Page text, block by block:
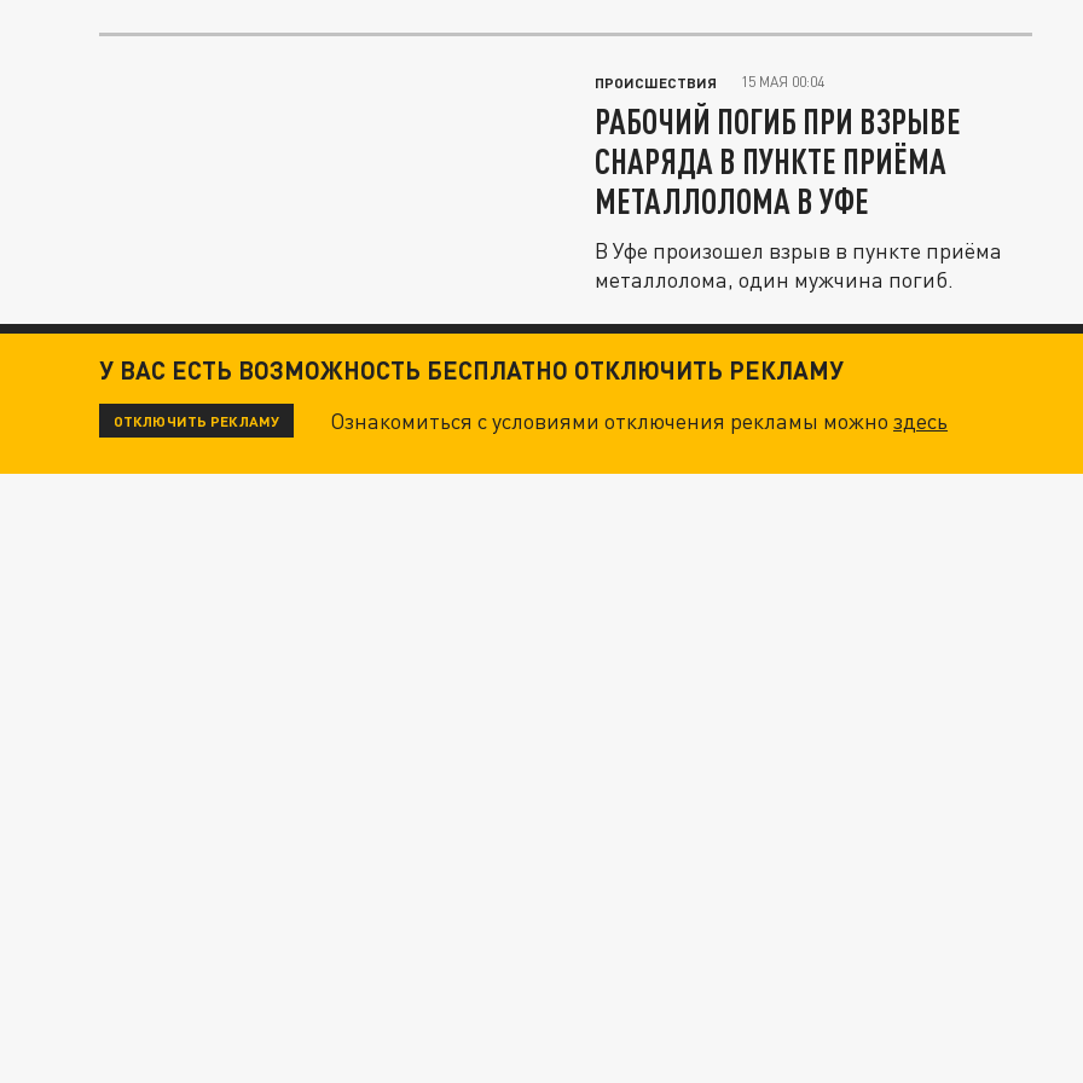
ПРОИСШЕСТВИЯ 15 МАЯ 00:04
РАБОЧИЙ ПОГИБ ПРИ ВЗРЫВЕ
СНАРЯДА В ПУНКТЕ ПРИЁМА
МЕТАЛЛОЛОМА В УФЕ
В Уфе произошел взрыв в пункте приёма
металлолома, один мужчина погиб.
У ВАС ЕСТЬ ВОЗМОЖНОСТЬ БЕСПЛАТНО ОТКЛЮЧИТЬ РЕКЛАМУ
ОТКЛЮЧИТЬ РЕКЛАМУ Ознакомиться с условиями отключения рекламы можноздесь